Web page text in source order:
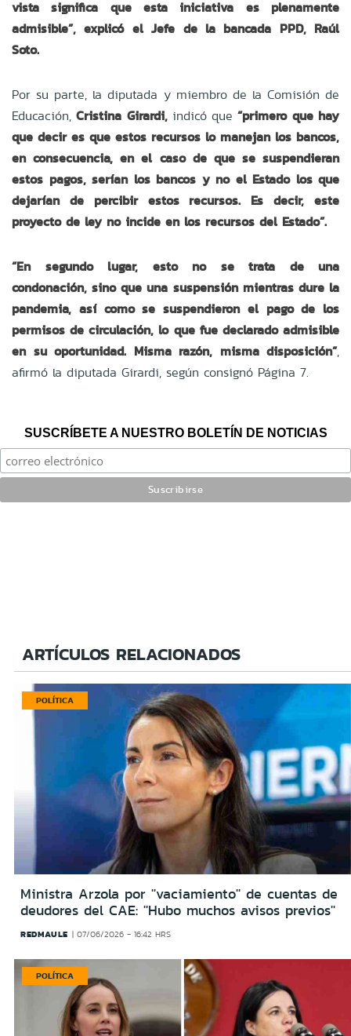
vista significa que esta iniciativa es plenamente
admisible”, explicó el Jefe de la bancada PPD, Raúl
Soto.
Por su parte, la diputada y miembro de la Comisión de
Educación,Cristina Girardi,indicó que“primero que hay
que decir es que estos recursos lo manejan los bancos,
en consecuencia, en el caso de que se suspendieran
estos pagos, serían los bancos y no el Estado los que
dejarían de percibir estos recursos. Es decir, este
proyecto de ley no incide en los recursos del Estado”.
“En segundo lugar, esto no se trata de una
condonación, sino que una suspensión mientras dure la
pandemia, así como se suspendieron el pago de los
permisos de circulación, lo que fue declarado admisible
en su oportunidad. Misma razón, misma disposición”,
afirmó la diputada Girardi, según consignó Página 7.
SUSCRÍBETE A NUESTRO BOLETÍN DE NOTICIAS
ARTÍCULOS RELACIONADOS
POLÍTICA
Ministra Arzola por ''vaciamiento'' de cuentas de
deudores del CAE: ''Hubo muchos avisos previos''
REDMAULE 07/06/2026 - 16:42 HRS
POLÍTICA